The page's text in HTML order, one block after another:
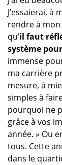
J’essaierai, à
rendre à mon
qu’il faut
système
immense
ma carrière
mesure, à
simples à
pourquoi ne
grâce à vos
année. » Ou
tous. Cette
dans le